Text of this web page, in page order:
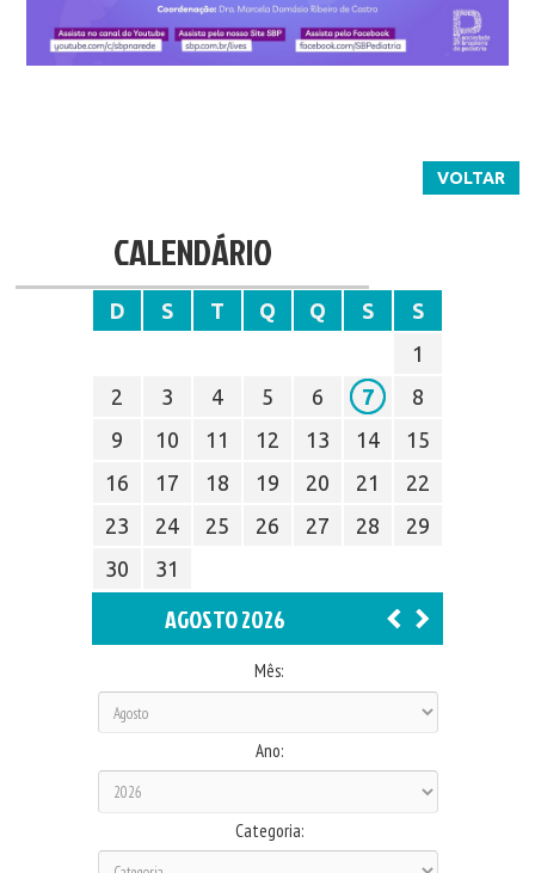
VOLTAR
CALENDÁRIO
D S T Q Q S
S
1
2
3 4 5 6 7
8
9
10 11 12 13 14
15
16
17 18 19 20 21
22
23
24 25 26 27 28
29
30
31
AGOSTO 2026
Mês:
Ano:
Categoria: